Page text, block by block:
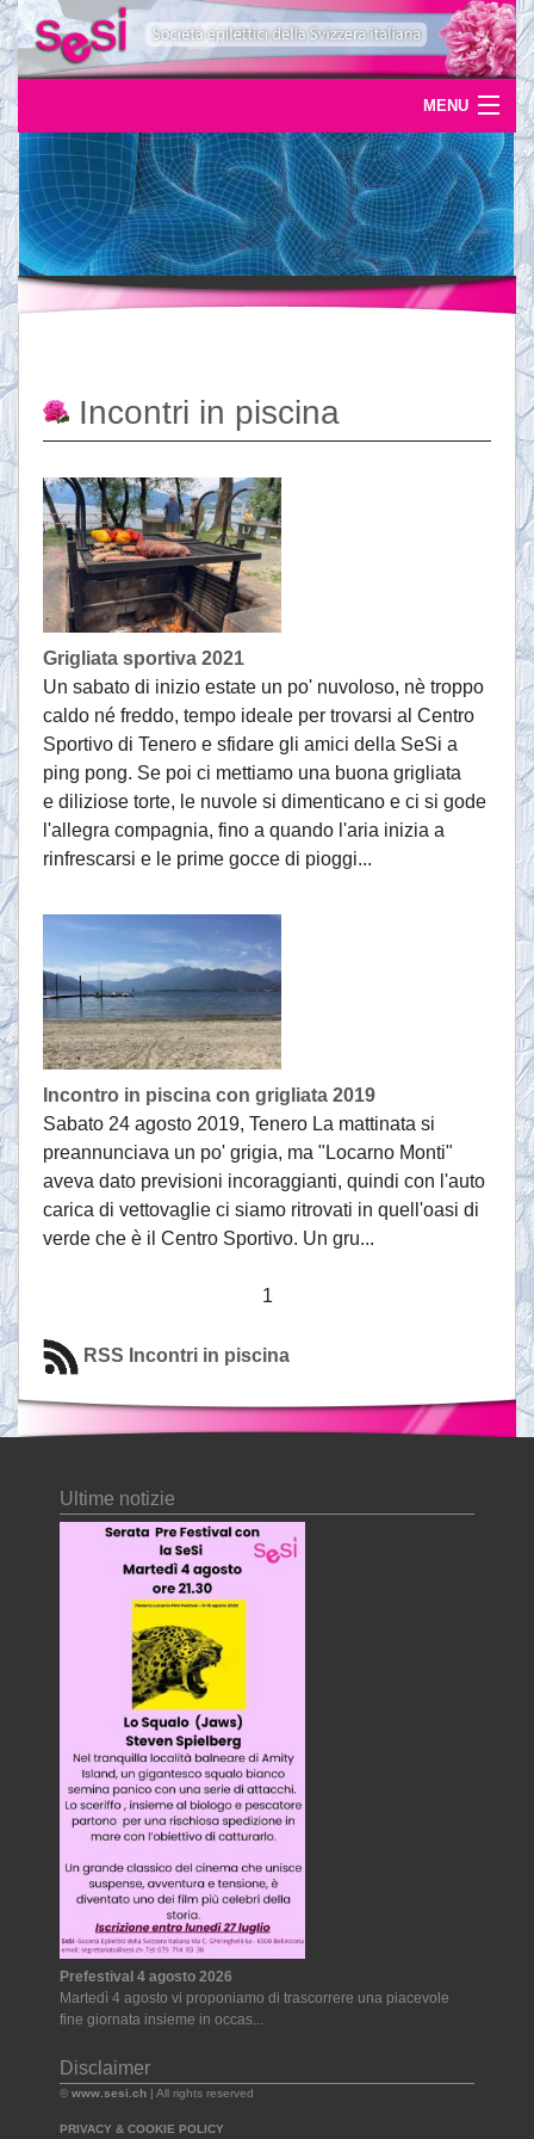
MENU
Home
Uscite
Eventi
News
Servizi
Documentazione
Ordinazioni
Incontri in piscina
Grigliata sportiva 2021
Un sabato di inizio estate un po' nuvoloso, nè troppo
caldo né freddo, tempo ideale per trovarsi al Centro
Sportivo di Tenero e sfidare gli amici della SeSi a
ping pong. Se poi ci mettiamo una buona grigliata
e diliziose torte, le nuvole si dimenticano e ci si gode
l'allegra compagnia, fino a quando l'aria inizia a
rinfrescarsi e le prime gocce di pioggi...
Incontro in piscina con grigliata 2019
Sabato 24 agosto 2019, Tenero La mattinata si
preannunciava un po' grigia, ma "Locarno Monti"
aveva dato previsioni incoraggianti, quindi con l'auto
carica di vettovaglie ci siamo ritrovati in quell'oasi di
verde che è il Centro Sportivo. Un gru...
1
RSS Incontri in piscina
Ultime notizie
Prefestival 4 agosto 2026
Martedì 4 agosto vi proponiamo di trascorrere una piacevole
fine giornata insieme in occas...
Disclaimer
© www.sesi.ch | All rights reserved
PRIVACY & COOKIE POLICY